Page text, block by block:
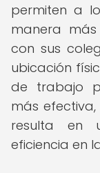
permiten a
manera
con sus
ubicación
de trabajo
más
resulta en
eficiencia en